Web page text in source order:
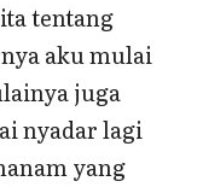
tentang
aku mulai
juga
nyadar lagi
yang